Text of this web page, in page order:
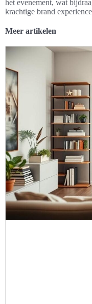
het evenement, wat
krachtige brand
Meer artikelen